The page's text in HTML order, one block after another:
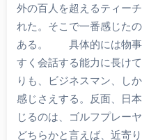
外の百人を超えるティー
れた。そこで一番感じた
ある。 具体的には物事
すく会話する能力に長け
りも、ビジネスマン、し
感じさえする。反面、日
じるのは、ゴルフプレー
どちらかと言えば、近寄